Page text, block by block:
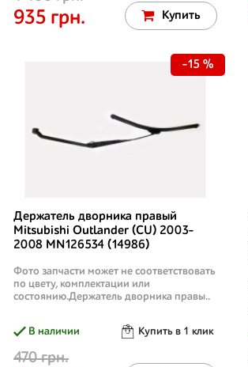
935 грн. Купить
Держатель дворника правый
Mitsubishi Outlander (CU) 2003-
2008 MN126534 (14986)
Фото запчасти может не соответствовать
по цвету, комплектации или
состоянию.Держатель дворника правы..
В наличии Купить в 1 клик
470 грн.
-15 %